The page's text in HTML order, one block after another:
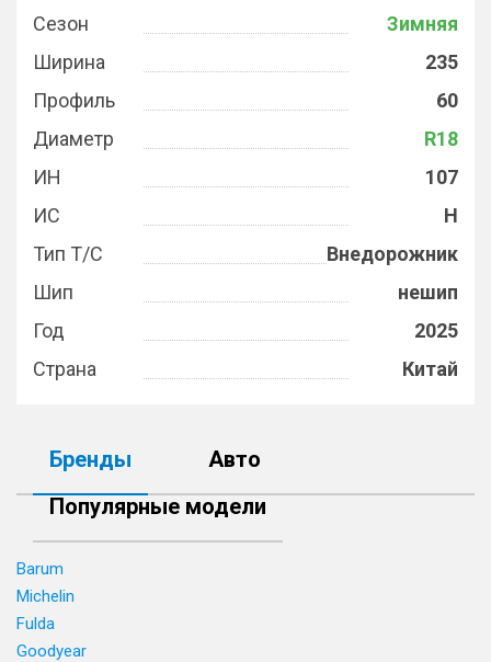
Сезон
Зимняя
Ширина
235
Профиль
60
Диаметр
R18
ИН
107
ИС
H
Тип Т/С
Внедорожник
Шип
нешип
Год
2025
Страна
Китай
Бренды
Авто
Популярные модели
Barum
Michelin
Fulda
Goodyear